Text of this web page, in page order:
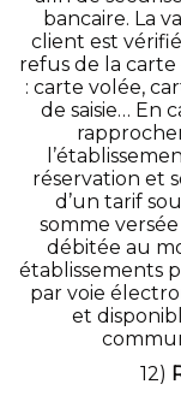
bancaire. La
client est
refus de la
: carte volée,
de saisie… En
réservation et
d’un tarif
somme
débitée au
établissements
par voie
et
12)